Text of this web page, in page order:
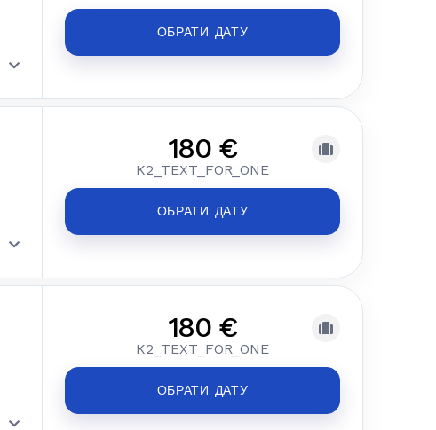
ОБРАТИ ДАТУ
180 €
K2_TEXT_FOR_ONE
ОБРАТИ ДАТУ
180 €
K2_TEXT_FOR_ONE
ОБРАТИ ДАТУ